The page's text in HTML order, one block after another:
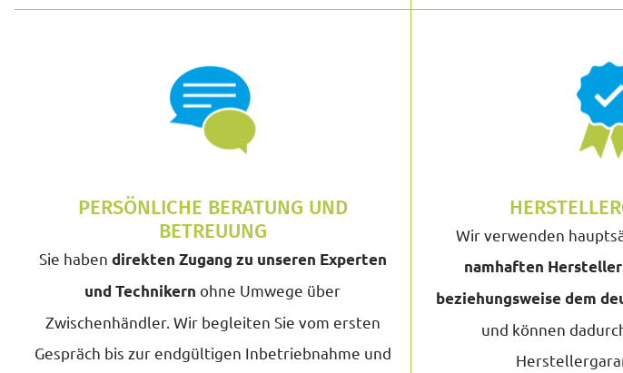
PERSÖNLICHE BERATUNG UND
BETREUUNG
Sie haben direkten Zugang zu unseren Experten
und Technikern ohne Umwege über
Zwischenhändler. Wir begleiten Sie vom ersten
Gespräch bis zur endgültigen Inbetriebnahme und
Wir verwenden
namhaften
beziehungsweise dem
und können